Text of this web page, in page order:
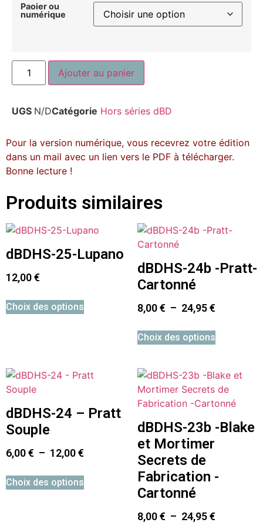
Paoier ou
numérique
Ajouter au panier
UGS N/DCatégorie Hors séries dBD
Pour la version numérique, vous recevrez votre édition
dans un mail avec un lien vers le PDF à télécharger.
Bonne lecture !
Produits similaires
dBDHS-25-Lupano
12,00€
Choix des options
dBDHS-24b -Pratt-
Cartonné
8,00€ – 24,95€
Choix des options
dBDHS-24 – Pratt
Souple
6,00€ – 12,00€
Choix des options
dBDHS-23b -Blake
et Mortimer
Secrets de
Fabrication -
Cartonné
8,00€ – 24,95€